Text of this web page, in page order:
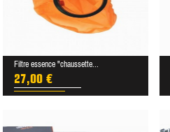
Filtre essence "chaussette...
27,00 €